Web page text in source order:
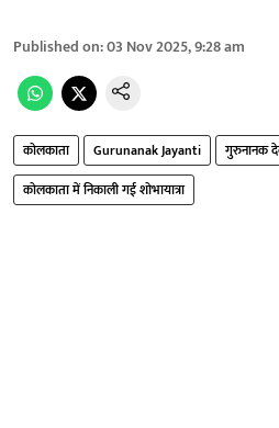
Published on:03 Nov 2025, 9:28 am
कोलकाता Gurunanak Jayanti गुरुनानक
कोलकाता में निकाली गई शोभायात्रा